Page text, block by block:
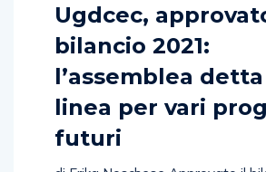
Ugdcec,
bilancio 2021:
l’assemblea
linea per vari
futuri